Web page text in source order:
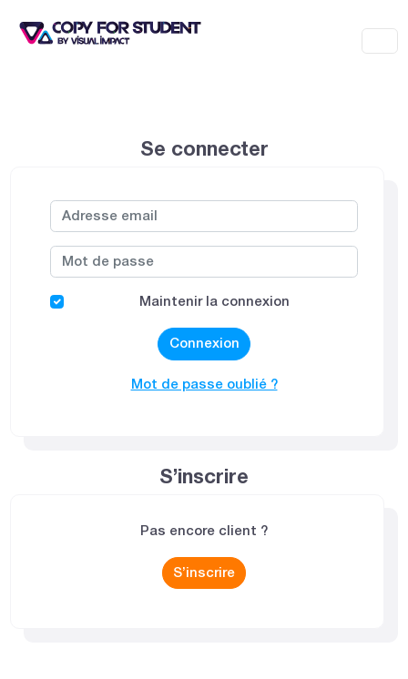
Se connecter
Maintenir la connexion
Connexion
Mot de passe oublié ?
S’inscrire
Pas encore client ?
S’inscrire